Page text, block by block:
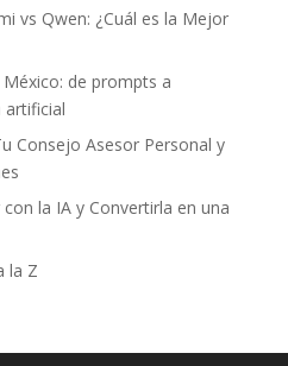
vs Qwen: ¿Cuál es la Mejor
de prompts a
artificial
Consejo Asesor Personal y
la IA y Convertirla en una
la Z